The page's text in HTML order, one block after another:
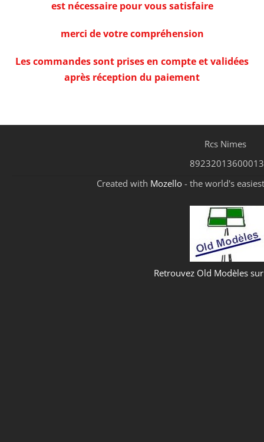
est nécessaire pour vous satisfaire
merci de votre compréhension
Les commandes sont prises en compte et validées
après réception du paiement
Rcs Nimes
89232013600013
Created with Mozello - the world's
Retrouvez Old Modèles